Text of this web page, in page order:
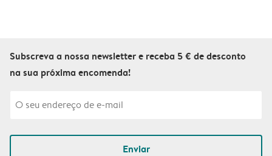
Subscreva a nossa newsletter e receba 5 € de desconto
na sua próxima encomenda!
Enviar